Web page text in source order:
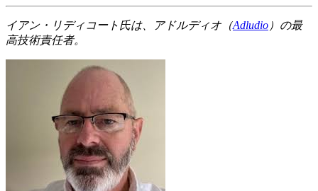
イアン・リディコート氏は、アドルディオ（Adludio ）の最
高技術責任者。